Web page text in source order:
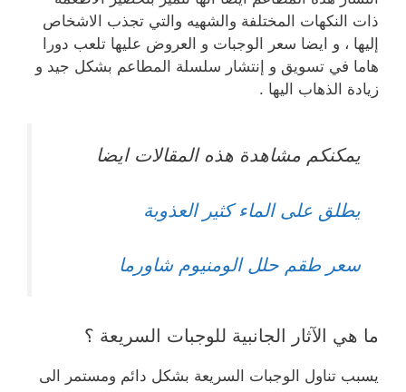
ذات النكهات المختلفة والشهيه والتي تجذب الاشخاص
إليها ، و ايضا سعر الوجبات و العروض عليها تلعب دورا
هاما في تسويق و إنتشار سلسلة المطاعم بشكل جيد و
زيادة الذهاب اليها .
يمكنكم مشاهدة هذه المقالات ايضا
يطلق على الماء كثير العذوبة
سعر طقم حلل الومنيوم شاورما
ما هي الآثار الجانبية للوجبات السريعة ؟
يسبب تناول الوجبات السريعة بشكل دائم ومستمر الى